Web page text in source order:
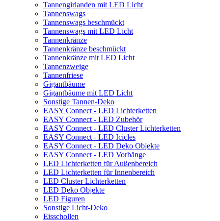
Tannengirlanden mit LED Licht
Tannenswags
Tannenswags beschmückt
Tannenswags mit LED Licht
Tannenkränze
Tannenkränze beschmückt
Tannenkränze mit LED Licht
Tannenzweige
Tannenfriese
Gigantbäume
Gigantbäume mit LED Licht
Sonstige Tannen-Deko
EASY Connect - LED Lichterketten
EASY Connect - LED Zubehör
EASY Connect - LED Cluster Lichterketten
EASY Connect - LED Icicles
EASY Connect - LED Deko Objekte
EASY Connect - LED Vorhänge
LED Lichterketten für Außenbereich
LED Lichterketten für Innenbereich
LED Cluster Lichterketten
LED Deko Objekte
LED Figuren
Sonstige Licht-Deko
Eisschollen